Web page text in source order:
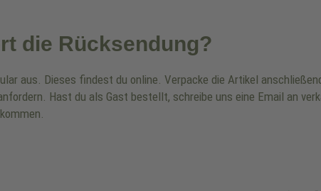
die Rücksendung?
aus. Dieses findest du online. Verpacke die Artikel
Hast du als Gast bestellt, schreibe uns eine Email an